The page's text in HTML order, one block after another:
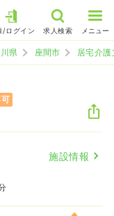
/ログイン 求人検索 メニュー
県 座間市 居宅介
施設情報